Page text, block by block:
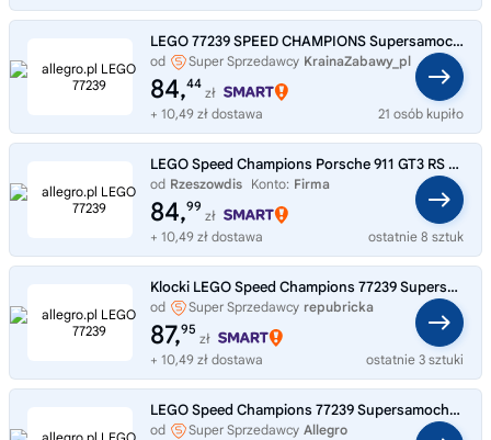
LEGO 77239 SPEED CHAMPIONS Supersamochód Porsche 911 GT3 RS
od Super Sprzedawcy KrainaZabawy_pl
84,44
zł
+ 10,49 zł dostawa
21 osób kupiło
LEGO Speed Champions Porsche 911 GT3 RS Supercar 77239
od Rzeszowdis Konto: Firma
84,99
zł
+ 10,49 zł dostawa
ostatnie 8 sztuk
Klocki LEGO Speed Champions 77239 Supersamochód Porsche 911 GT3 RS
od Super Sprzedawcy repubricka
87,95
zł
+ 10,49 zł dostawa
ostatnie 3 sztuki
LEGO Speed Champions 77239 Supersamochód Porsche 911 GT3 RS, samochód
od Super Sprzedawcy Allegro